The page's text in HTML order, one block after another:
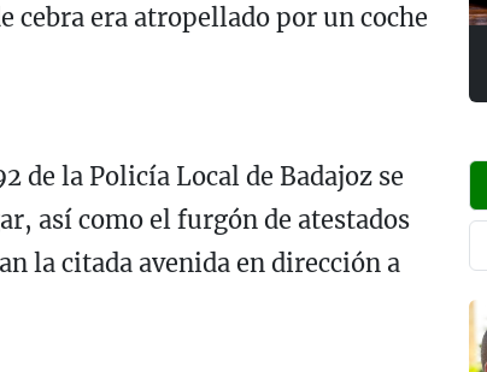
cebra era atropellado por un coche
de la Policía Local de Badajoz se
así como el furgón de atestados
la citada avenida en dirección a